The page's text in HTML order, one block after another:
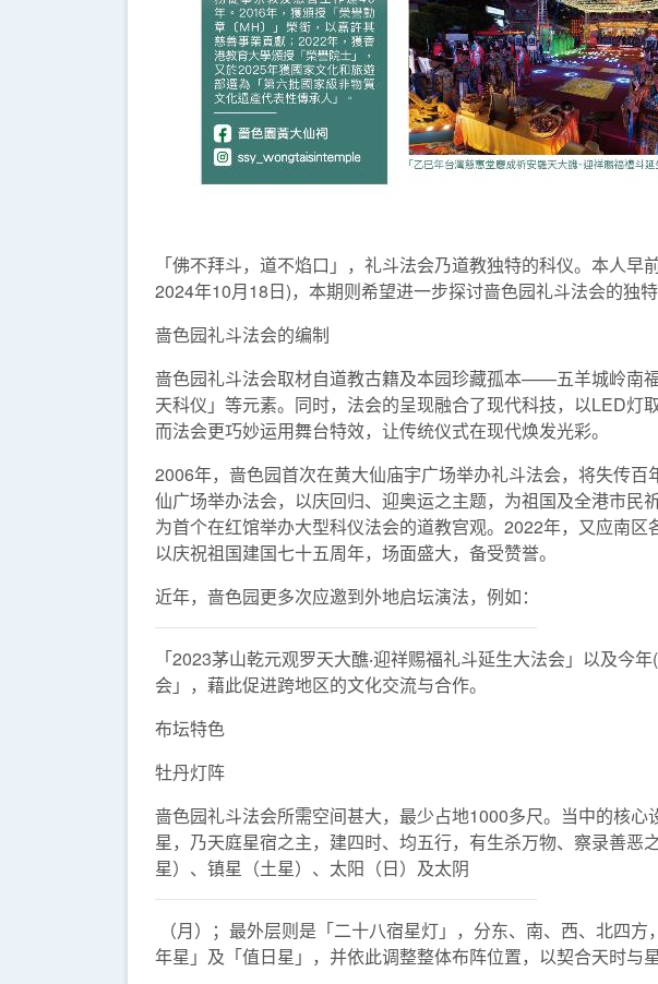
「佛不拜斗，道不焰口」，礼斗法会乃道教独特的科仪。本人
2024年10月18日)，本期则希望进一步探讨啬色园礼斗法会的独特
啬色园礼斗法会的编制
啬色园礼斗法会取材自道教古籍及本园珍藏孤本——五羊城岭南
天科仪」等元素。同时，法会的呈现融合了现代科技，以LED灯
而法会更巧妙运用舞台特效，让传统仪式在现代焕发光彩。
2006年，啬色园首次在黄大仙庙宇广场举办礼斗法会，将失传
仙广场举办法会，以庆回归、迎奥运之主题，为祖国及全港市
为首个在红馆举办大型科仪法会的道教宫观。2022年，又应南区
以庆祝祖国建国七十五周年，场面盛大，备受赞誉。
近年，啬色园更多次应邀到外地启坛演法，例如：
「2023茅山乾元观罗天大醮‧迎祥赐福礼斗延生大法会」以及今
会」，藉此促进跨地区的文化交流与合作。
布坛特色
牡丹灯阵
啬色园礼斗法会所需空间甚大，最少占地1000多尺。当中的核
星，乃天庭星宿之主，建四时、均五行，有生杀万物、察录善
星）、镇星（土星）、太阳（日）及太阴
（月）；最外层则是「二十八宿星灯」，分东、南、西、北四
年星」及「值日星」，并依此调整整体布阵位置，以契合天时与星